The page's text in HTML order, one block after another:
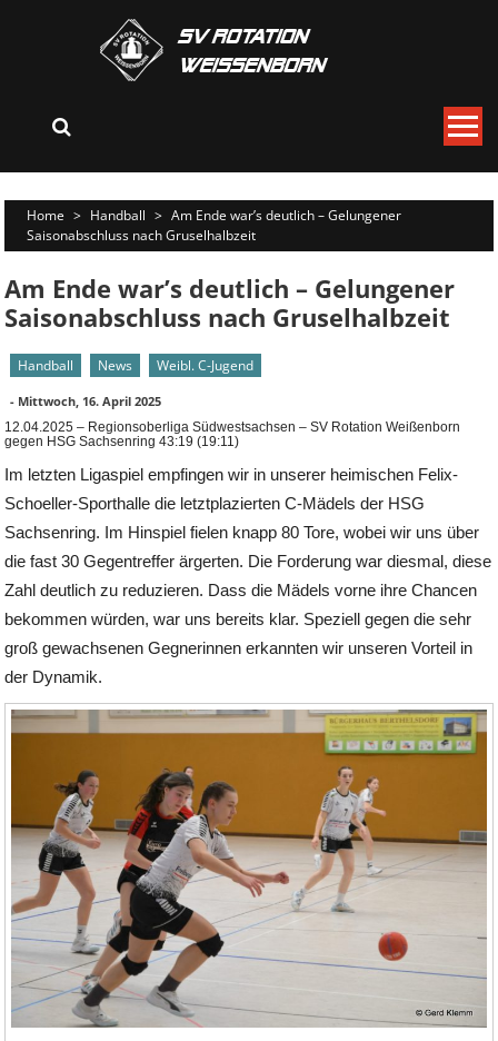
Home > Handball > Am Ende war’s deutlich – Gelungener
Saisonabschluss nach Gruselhalbzeit
Am Ende war’s deutlich – Gelungener
Saisonabschluss nach Gruselhalbzeit
Handball News Weibl. C-Jugend
- Mittwoch, 16. April 2025
12.04.2025 – Regionsoberliga Südwestsachsen – SV Rotation Weißenborn
gegen HSG Sachsenring 43:19 (19:11)
Im letzten Ligaspiel empfingen wir in unserer heimischen Felix-
Schoeller-Sporthalle die letztplazierten C-Mädels der HSG
Sachsenring. Im Hinspiel fielen knapp 80 Tore, wobei wir uns über
die fast 30 Gegentreffer ärgerten. Die Forderung war diesmal, diese
Zahl deutlich zu reduzieren. Dass die Mädels vorne ihre Chancen
bekommen würden, war uns bereits klar. Speziell gegen die sehr
groß gewachsenen Gegnerinnen erkannten wir unseren Vorteil in
der Dynamik.